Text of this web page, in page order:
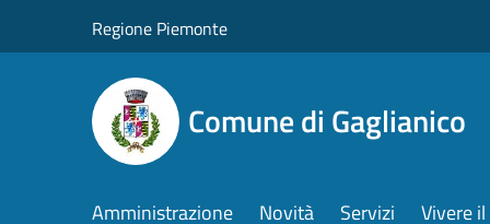
Regione Piemonte
Comune di Gaglianico
Amministrazione Novità Servizi Vivere